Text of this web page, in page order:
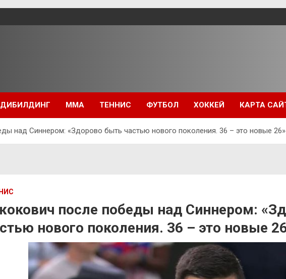
ММА ТЕННИС ФУТБОЛ ХОККЕЙ КАРТА
над Синнером: «Здорово быть частью нового поколения. 36 – это новые 26»
после победы над Синнером:
нового поколения. 36 – это новые